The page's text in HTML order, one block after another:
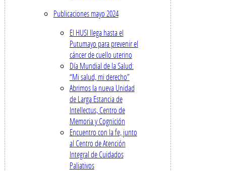
Publicaciones mayo 2024
El HUSI llega hasta el
Putumayo para prevenir el
cáncer de cuello uterino
Día Mundial de la Salud:
“Mi salud, mi derecho”
Abrimos la nueva Unidad
de Larga Estancia de
Intellectus, Centro de
Memoria y Cognición
Encuentro con la fe, junto
al Centro de Atención
Integral de Cuidados
Paliativos